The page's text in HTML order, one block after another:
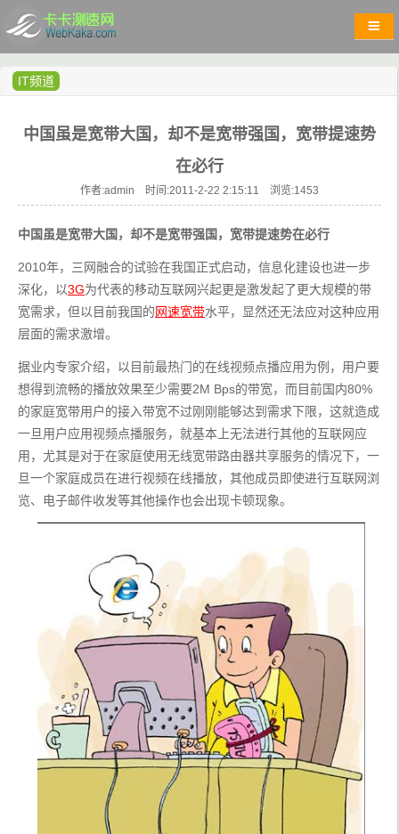
IT频道
中国虽是宽带大国，却不是宽带强国，宽带提速势
在必行
作者:admin 时间:2011-2-22 2:15:11 浏览:1453
中国虽是宽带大国，却不是宽带强国，宽带提速势在必行
2010年，三网融合的试验在我国正式启动，信息化建设也进一步
深化，以3G为代表的移动互联网兴起更是激发起了更大规模的带
宽需求，但以目前我国的网速宽带水平，显然还无法应对这种应用
层面的需求激增。
据业内专家介绍，以目前最热门的在线视频点播应用为例，用户要
想得到流畅的播放效果至少需要2M Bps的带宽，而目前国内80%
的家庭宽带用户的接入带宽不过刚刚能够达到需求下限，这就造成
一旦用户应用视频点播服务，就基本上无法进行其他的互联网应
用，尤其是对于在家庭使用无线宽带路由器共享服务的情况下，一
旦一个家庭成员在进行视频在线播放，其他成员即使进行互联网浏
览、电子邮件收发等其他操作也会出现卡顿现象。